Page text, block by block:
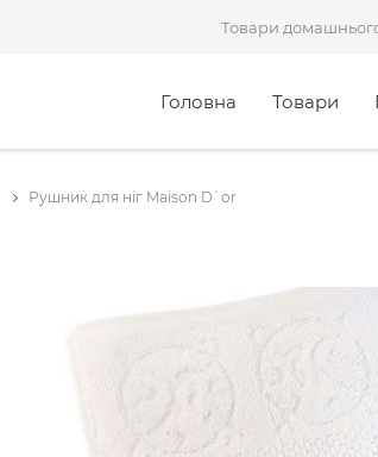
Товари
Головна Товари
Рушник для ніг Maison D`or